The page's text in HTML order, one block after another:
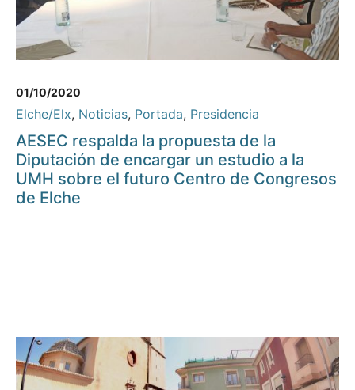
01/10/2020
Elche/Elx, Noticias, Portada, Presidencia
AESEC respalda la propuesta de la
Diputación de encargar un estudio a la
UMH sobre el futuro Centro de Congresos
de Elche